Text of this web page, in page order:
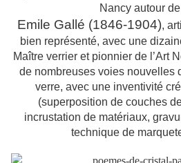
Nancy autour
Emile Gallé (1846-1904),
bien représenté, avec une
Maître verrier et pionnier de l’Art
de nombreuses voies nouvelles
verre, avec une inventivité
(superposition de couches
incrustation de matériaux,
technique de